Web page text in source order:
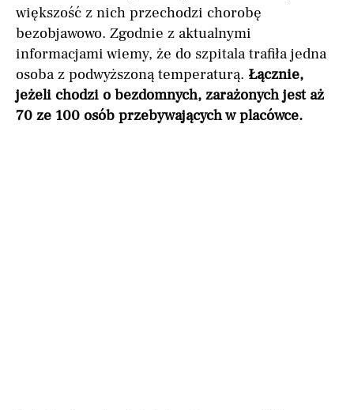
większość z nich przechodzi chorobę
bezobjawowo. Zgodnie z aktualnymi
informacjami wiemy, że do szpitala trafiła jedna
osoba z podwyższoną temperaturą. Łącznie,
jeżeli chodzi o bezdomnych, zarażonych jest aż
70 ze 100 osób przebywających w placówce.